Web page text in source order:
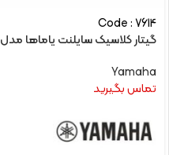
Code : 7614
گیتار کلاسیک سایلنت یاماها مدل SLG200N CRIMSON RED
Yamaha
تماس بگیرید